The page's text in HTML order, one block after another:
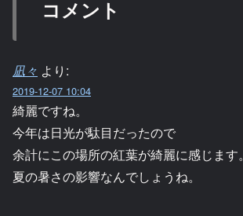
コメント
凪々 より:
2019-12-07 10:04
綺麗ですね。
今年は日光が駄目だったので
余計にこの場所の紅葉が綺麗に感じます。
夏の暑さの影響なんでしょうね。